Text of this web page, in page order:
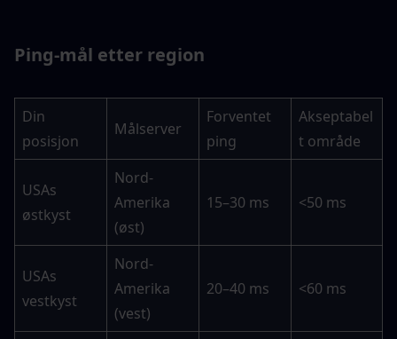
Ping-mål etter region
Din
posisjon
Målserver
Forventet
ping
Akseptabel
t område
USAs
østkyst
Nord-
Amerika
(øst)
15–30 ms <50 ms
USAs
vestkyst
Nord-
Amerika
(vest)
20–40 ms <60 ms